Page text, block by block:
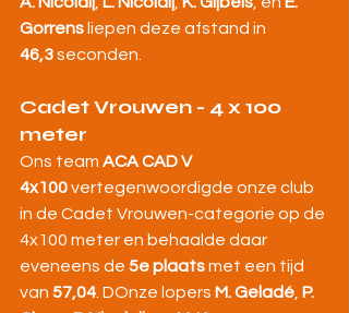
Gorrens liepen deze afstand in
46,3 seconden.
Cadet Vrouwen - 4 x 100
meter
Ons team ACA CAD V
4x100 vertegenwoordigde onze club
in de Cadet Vrouwen-categorie op de
4x100 meter en behaalde daar
eveneens de 5e plaats met een tijd
van 57,04 . DOnze lopers M. Geladé P.